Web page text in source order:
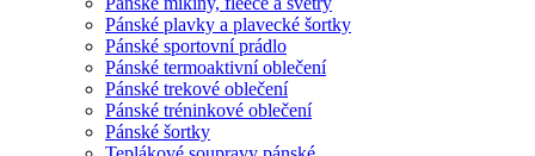
Pánské plavky a plavecké šortky
Pánské sportovní prádlo
Pánské termoaktivní oblečení
Pánské trekové oblečení
Pánské tréninkové oblečení
Pánské šortky